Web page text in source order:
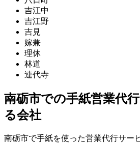
吉江中
吉江野
吉見
嫁兼
理休
林道
連代寺
南砺市での手紙営業代
る会社
南砺市で手紙を使った営業代行サー